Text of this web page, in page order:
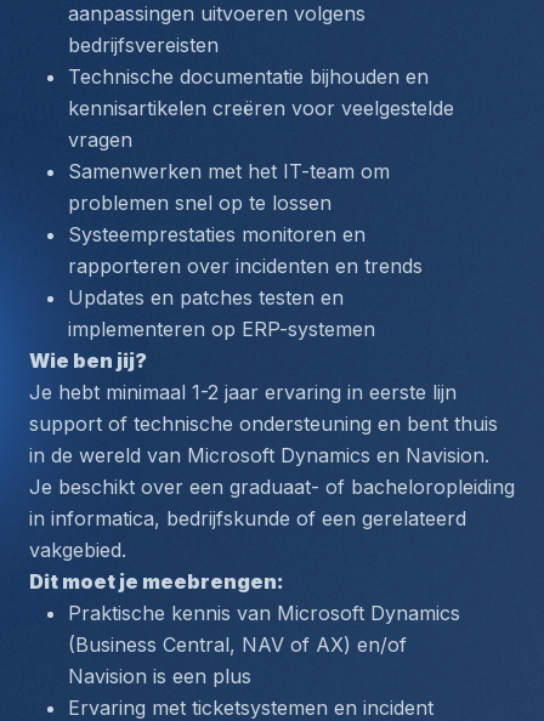
aanpassingen uitvoeren volgens
bedrijfsvereisten
Technische documentatie bijhouden en
kennisartikelen creëren voor veelgestelde
vragen
Samenwerken met het IT-team om
problemen snel op te lossen
Systeemprestaties monitoren en
rapporteren over incidenten en trends
Updates en patches testen en
implementeren op ERP-systemen
Wie ben jij?
Je hebt minimaal 1-2 jaar ervaring in eerste lijn
support of technische ondersteuning en bent thuis
in de wereld van Microsoft Dynamics en Navision.
Je beschikt over een graduaat- of bacheloropleiding
in informatica, bedrijfskunde of een gerelateerd
vakgebied.
Dit moet je meebrengen:
Praktische kennis van Microsoft Dynamics
(Business Central, NAV of AX) en/of
Navision is een plus
Ervaring met ticketsystemen en incident